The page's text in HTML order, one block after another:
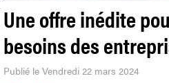
Une offre inédite
besoins des
Publié le Vendredi 22 mars 2024